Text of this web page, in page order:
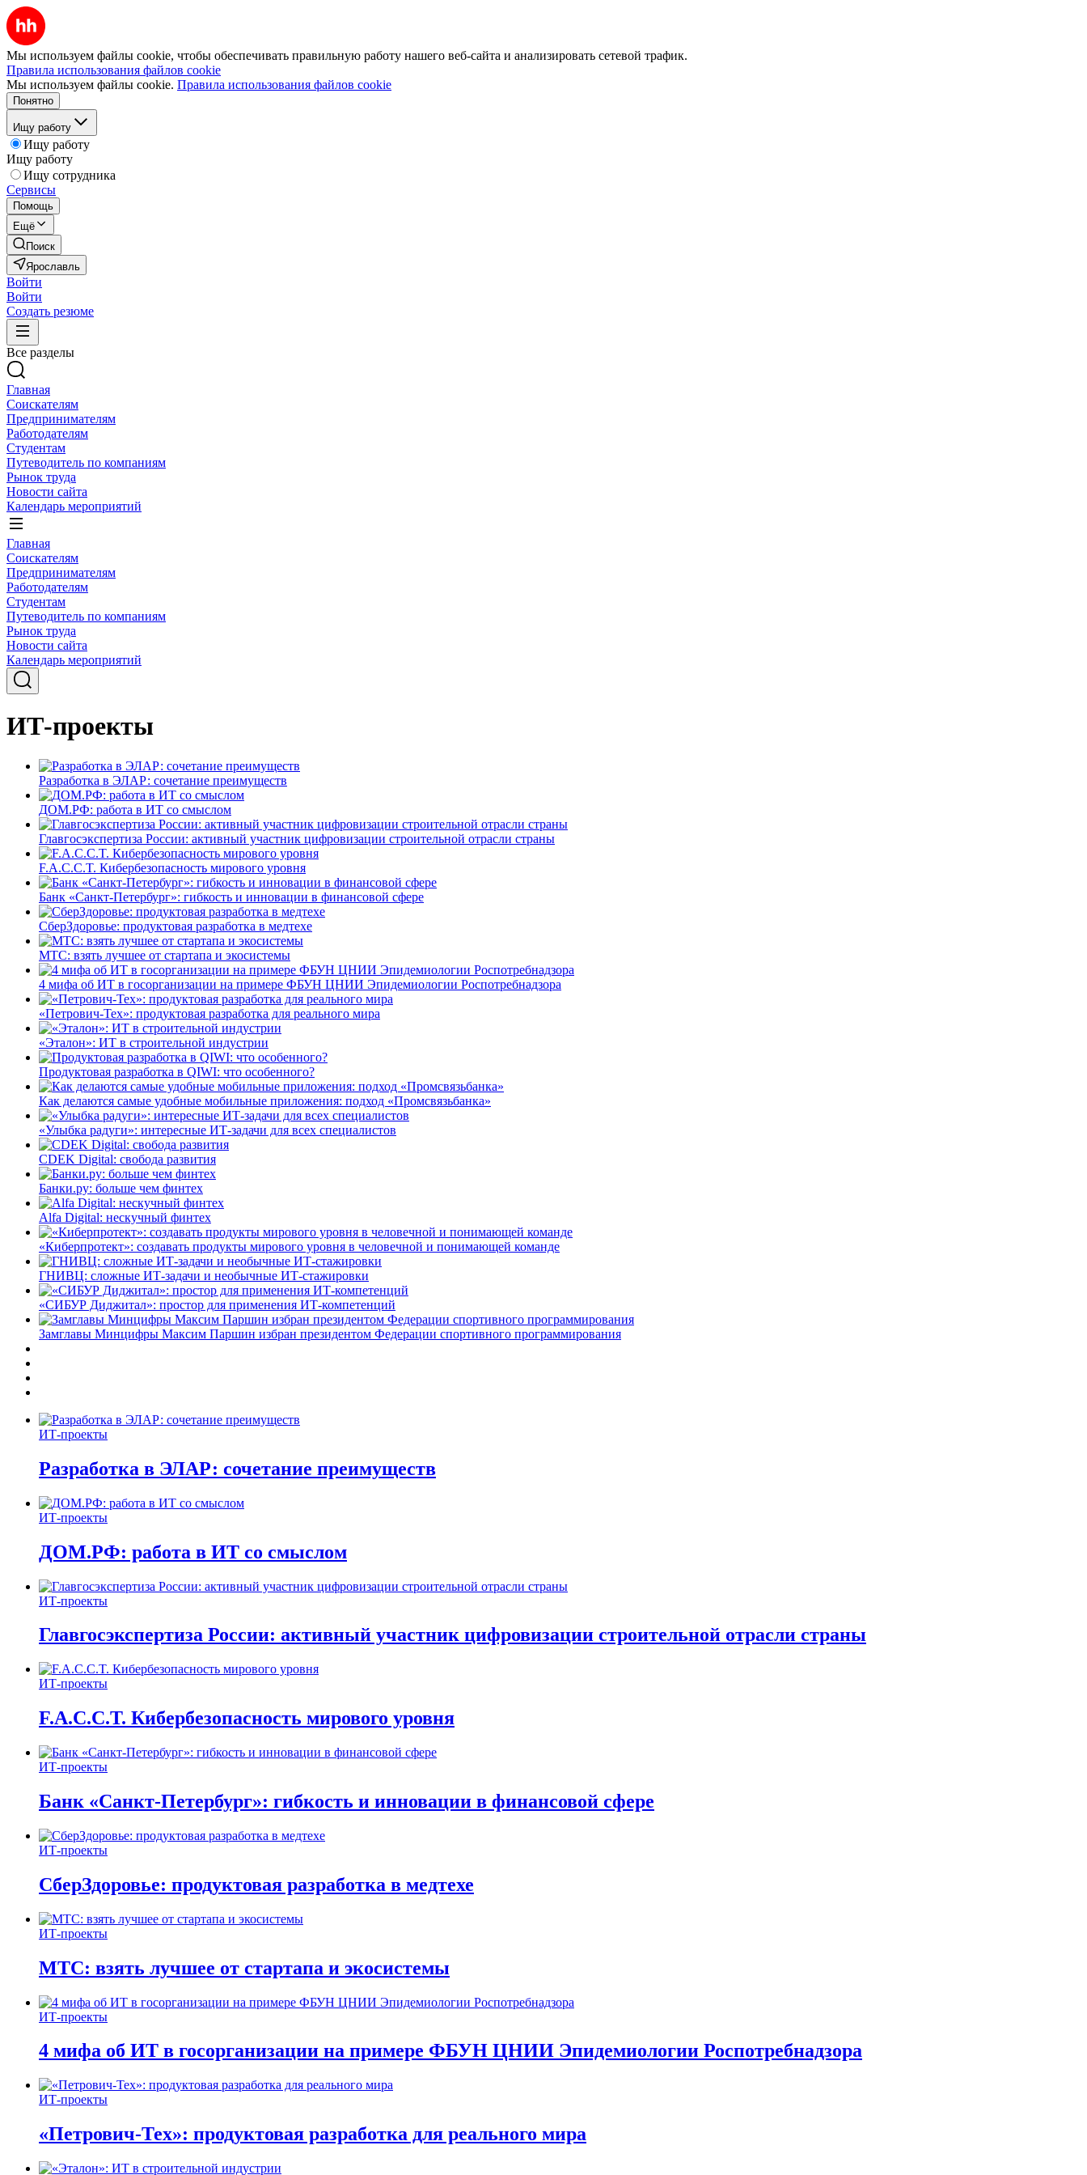
Мы используем файлы cookie, чтобы обеспечивать правильную работу нашего веб-сайта и анализировать сетевой трафик.
Правила использования файлов cookie
Мы используем файлы cookie. Правила использования файлов cookie
Понятно
Ищу работу
Ищу работу
Ищу работу
Ищу сотрудника
Сервисы
Помощь
Ещё
Поиск
Ярославль
Войти
Войти
Создать резюме
Все разделы
Главная
Соискателям
Предпринимателям
Работодателям
Студентам
Путеводитель по компаниям
Рынок труда
Новости сайта
Календарь мероприятий
Главная
Соискателям
Предпринимателям
Работодателям
Студентам
Путеводитель по компаниям
Рынок труда
Новости сайта
Календарь мероприятий
ИТ-проекты
Разработка в ЭЛАР: сочетание преимуществ
ДОМ.РФ: работа в ИТ со смыслом
Главгосэкспертиза России: активный участник цифровизации строительной отрасли страны
F.A.C.C.T. Кибербезопасность мирового уровня
Банк «Санкт-Петербург»: гибкость и инновации в финансовой сфере
СберЗдоровье: продуктовая разработка в медтехе
МТС: взять лучшее от стартапа и экосистемы
4 мифа об ИТ в госорганизации на примере ФБУН ЦНИИ Эпидемиологии Роспотребнадзора
«Петрович-Тех»: продуктовая разработка для реального мира
«Эталон»: ИТ в строительной индустрии
Продуктовая разработка в QIWI: что особенного?
Как делаются самые удобные мобильные приложения: подход «Промсвязьбанка»
«Улыбка радуги»: интересные ИТ-задачи для всех специалистов
CDEK Digital: свобода развития
Банки.ру: больше чем финтех
Alfa Digital: нескучный финтех
«Киберпротект»: создавать продукты мирового уровня в человечной и понимающей команде
ГНИВЦ: сложные ИТ‑задачи и необычные ИТ‑стажировки
«СИБУР Диджитал»: простор для применения ИТ-компетенций
Замглавы Минцифры Максим Паршин избран президентом Федерации спортивного программирования
ИТ-проекты
Разработка в ЭЛАР: сочетание преимуществ
ИТ-проекты
ДОМ.РФ: работа в ИТ со смыслом
ИТ-проекты
Главгосэкспертиза России: активный участник цифровизации строительной отрасли страны
ИТ-проекты
F.A.C.C.T. Кибербезопасность мирового уровня
ИТ-проекты
Банк «Санкт-Петербург»: гибкость и инновации в финансовой сфере
ИТ-проекты
СберЗдоровье: продуктовая разработка в медтехе
ИТ-проекты
МТС: взять лучшее от стартапа и экосистемы
ИТ-проекты
4 мифа об ИТ в госорганизации на примере ФБУН ЦНИИ Эпидемиологии Роспотребнадзора
ИТ-проекты
«Петрович-Тех»: продуктовая разработка для реального мира